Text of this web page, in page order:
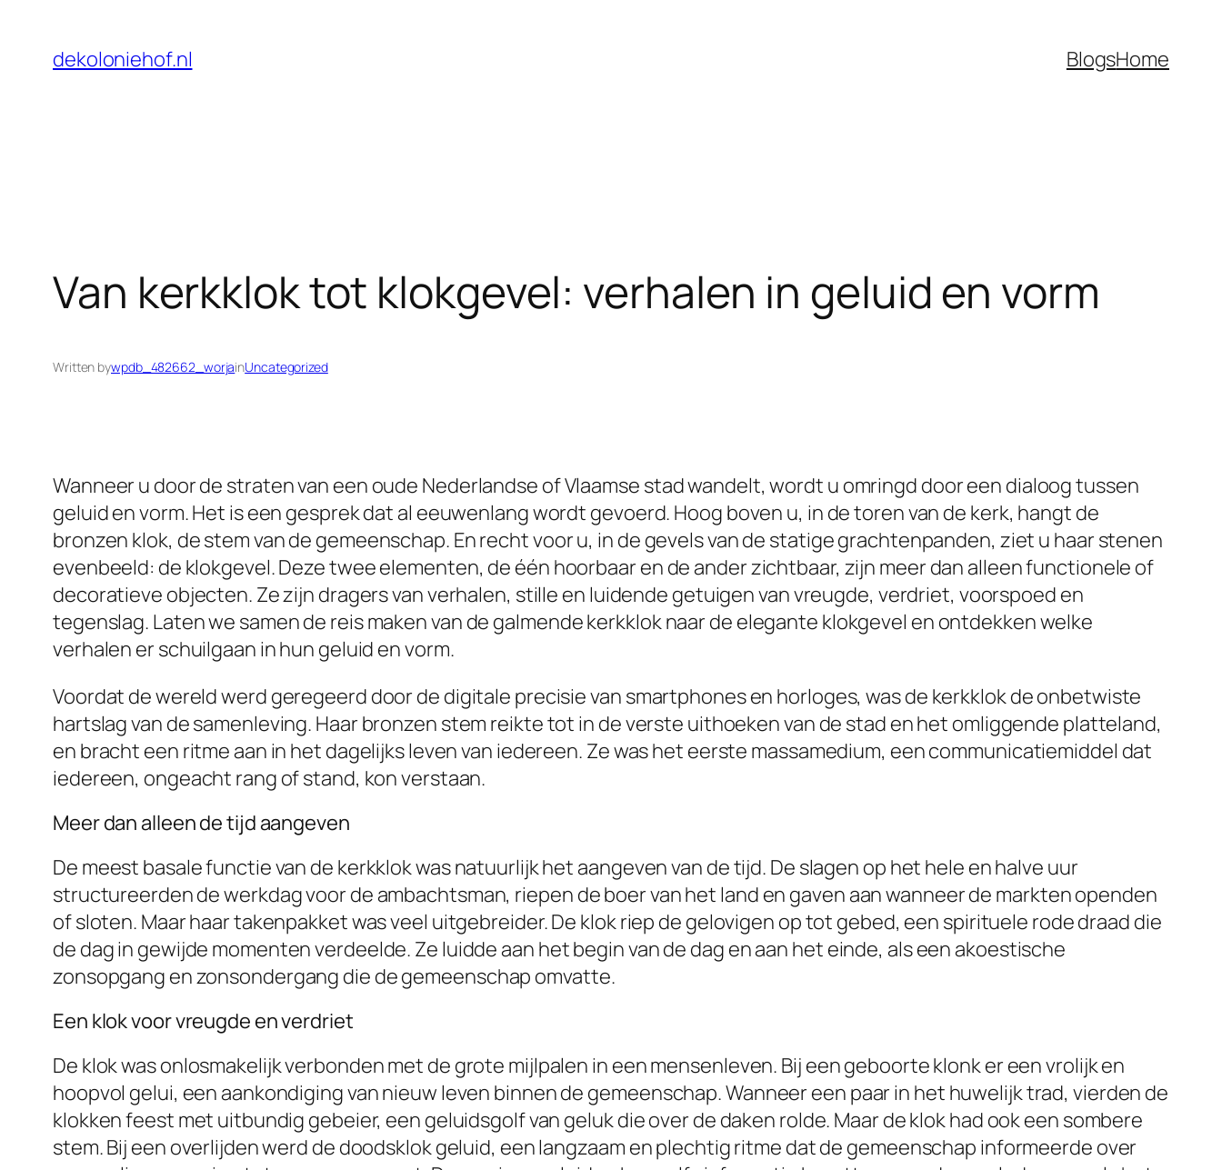
content
dekoloniehof.nl BlogsHome
Van kerkklok tot klokgevel: verhalen in geluid en vorm
Written bywpdb_482662_worjainUncategorized
Wanneer u door de straten van een oude Nederlandse of Vlaamse stad wandelt, wordt u omringd door een dialoog tussen
geluid en vorm. Het is een gesprek dat al eeuwenlang wordt gevoerd. Hoog boven u, in de toren van de kerk, hangt de
bronzen klok, de stem van de gemeenschap. En recht voor u, in de gevels van de statige grachtenpanden, ziet u haar stenen
evenbeeld: de klokgevel. Deze twee elementen, de één hoorbaar en de ander zichtbaar, zijn meer dan alleen functionele of
decoratieve objecten. Ze zijn dragers van verhalen, stille en luidende getuigen van vreugde, verdriet, voorspoed en
tegenslag. Laten we samen de reis maken van de galmende kerkklok naar de elegante klokgevel en ontdekken welke
verhalen er schuilgaan in hun geluid en vorm.
Voordat de wereld werd geregeerd door de digitale precisie van smartphones en horloges, was de kerkklok de onbetwiste
hartslag van de samenleving. Haar bronzen stem reikte tot in de verste uithoeken van de stad en het omliggende platteland,
en bracht een ritme aan in het dagelijks leven van iedereen. Ze was het eerste massamedium, een communicatiemiddel dat
iedereen, ongeacht rang of stand, kon verstaan.
Meer dan alleen de tijd aangeven
De meest basale functie van de kerkklok was natuurlijk het aangeven van de tijd. De slagen op het hele en halve uur
structureerden de werkdag voor de ambachtsman, riepen de boer van het land en gaven aan wanneer de markten openden
of sloten. Maar haar takenpakket was veel uitgebreider. De klok riep de gelovigen op tot gebed, een spirituele rode draad die
de dag in gewijde momenten verdeelde. Ze luidde aan het begin van de dag en aan het einde, als een akoestische
zonsopgang en zonsondergang die de gemeenschap omvatte.
Een klok voor vreugde en verdriet
De klok was onlosmakelijk verbonden met de grote mijlpalen in een mensenleven. Bij een geboorte klonk er een vrolijk en
hoopvol gelui, een aankondiging van nieuw leven binnen de gemeenschap. Wanneer een paar in het huwelijk trad, vierden de
klokken feest met uitbundig gebeier, een geluidsgolf van geluk die over de daken rolde. Maar de klok had ook een sombere
stem. Bij een overlijden werd de doodsklok geluid, een langzaam en plechtig ritme dat de gemeenschap informeerde over